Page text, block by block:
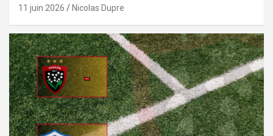
11 juin 2026 Nicolas Dupre